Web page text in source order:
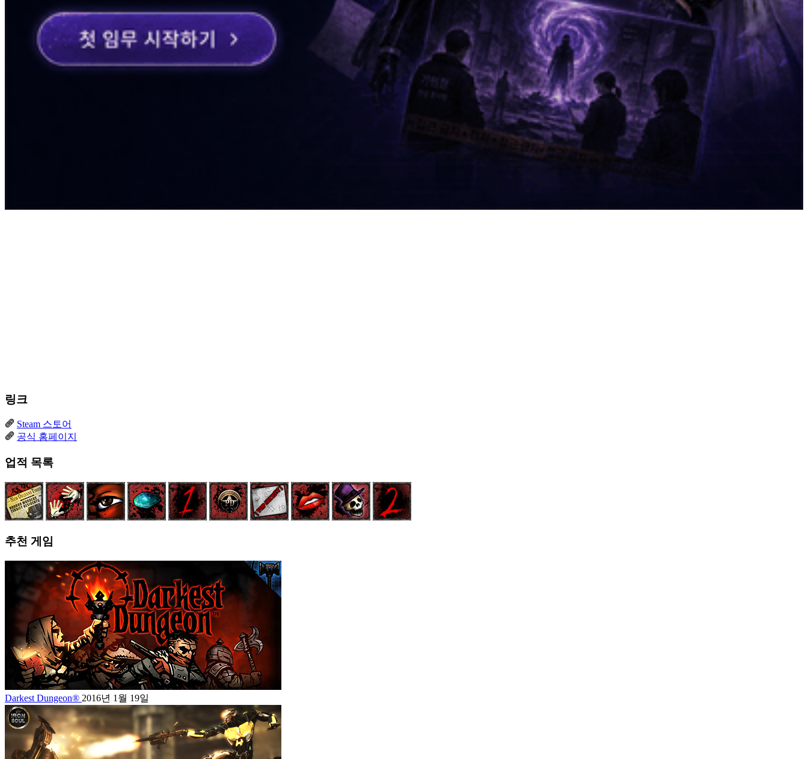
링크
Steam 스토어
공식 홈페이지
업적 목록
추천 게임
Darkest Dungeon® 2016년 1월 19일